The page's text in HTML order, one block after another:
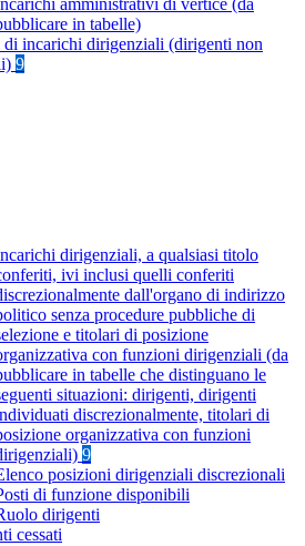
Incarichi amministrativi di vertice (da
in tabelle)
incarichi dirigenziali (dirigenti non
9
dirigenziali, a qualsiasi titolo
ivi inclusi quelli conferiti
dall'organo di indirizzo
senza procedure pubbliche di
e titolari di posizione
con funzioni dirigenziali (da
in tabelle che distinguano le
situazioni: dirigenti, dirigenti
discrezionalmente, titolari di
organizzativa con funzioni
9
posizioni dirigenziali discrezionali
di funzione disponibili
dirigenti
cessati